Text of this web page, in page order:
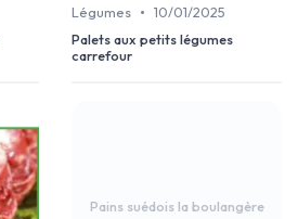
Légumes • 10/01/2025
Palets aux petits légumes
carrefour
Pains suédois la boulangère